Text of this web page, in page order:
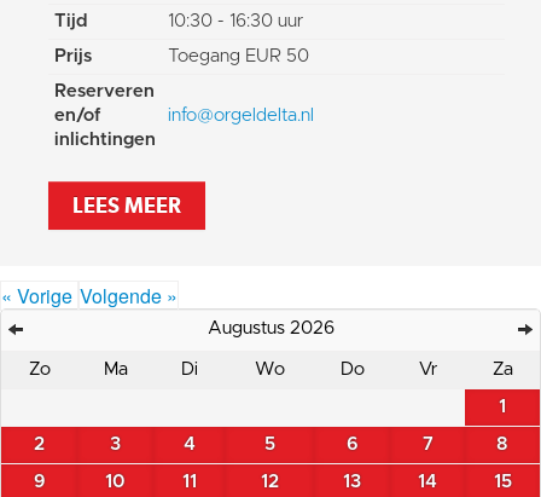
Tijd
10:30 - 16:30 uur
Prijs
Toegang EUR 50
Reserveren
en/of
inlichtingen
info@orgeldelta.nl
LEES MEER
« Vorige Volgende »
Augustus 2026
Zo Ma Di Wo Do Vr Za
1
2 3 4 5 6 7 8
9 10 11 12 13 14 15